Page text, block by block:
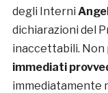
degli Interni
dichiarazioni del
inaccettabili. Non
immediati
immediatamente